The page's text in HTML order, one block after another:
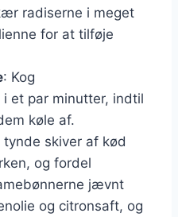
radiserne i meget
for at tilføje
: Kog
et par minutter, indtil
køle af.
skiver af kød
og fordel
jævnt
og citronsaft, og